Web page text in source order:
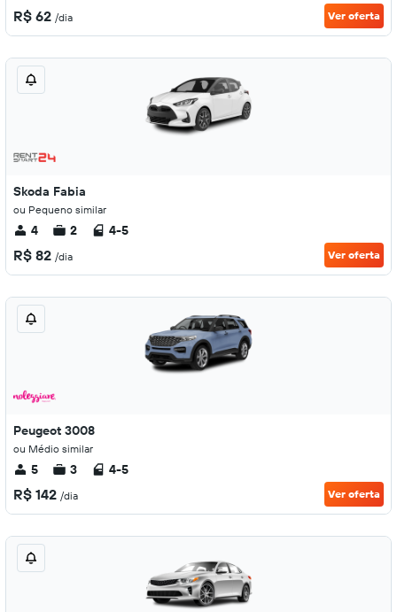
R$ 62 /dia Ver oferta
Skoda Fabia
ou Pequeno similar
4 2 4-5
R$ 82 /dia Ver oferta
Peugeot 3008
ou Médio similar
5 3 4-5
R$ 142 /dia Ver oferta